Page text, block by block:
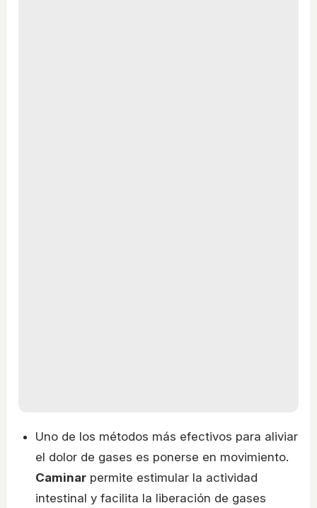
Uno de los métodos más efectivos para aliviar
el dolor de gases es ponerse en movimiento.
Caminar permite estimular la actividad
intestinal y facilita la liberación de gases